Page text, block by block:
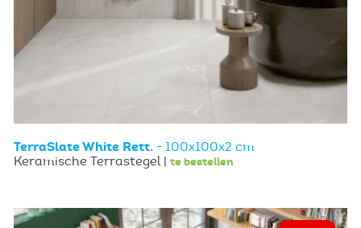
TerraSlate White Rett. - 100x100x2 cm
Keramische Terrastegel | te bestellen